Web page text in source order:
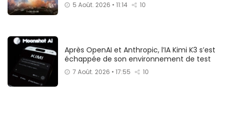
5 Août. 2026 • 11:14 10
Après OpenAI et Anthropic, l’IA Kimi K3 s’est
échappée de son environnement de test
7 Août. 2026 • 17:55 10